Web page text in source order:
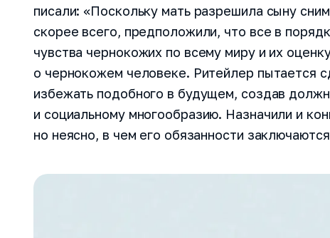
писали: «Поскольку мать разрешила сыну
скорее всего, предположили, что все в
чувства чернокожих по всему миру и их
о чернокожем человеке. Ритейлер пытается
избежать подобного в будущем, создав
и социальному многообразию. Назначили и
но неясно, в чем его обязанности